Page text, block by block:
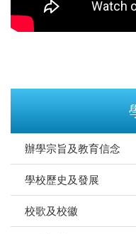
辦學宗旨及教育信念
學校歷史及發展
校歌及校徽